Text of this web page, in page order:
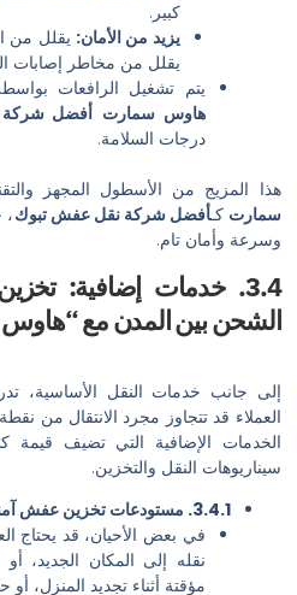
يزيد من الأمان:يقلل من الحاجة إلى حمل
يقلل من مخاطر إصابات العمال أو
تشغيل الرافعات بواسطة فنيين
سمارت أفضل شركة نقل عفش
السلامة.
الأسطول المجهز والتقنيات
شركة نقل عفش تبوك، حيث نضمن
تام.
إضافية: تخزين العفش
المدن مع “هاوس سمارت”
النقل الأساسية، تدركهاوس
مجرد الانتقال من نقطة لأخرى.
التي تضيف قيمة كبيرة وتوفر
والتخزين.
بعض الأحيان، قد يحتاج العملاء إلى
إلى المكان الجديد، أو قد
أثناء تجديد المنزل، أو حتى تخزين